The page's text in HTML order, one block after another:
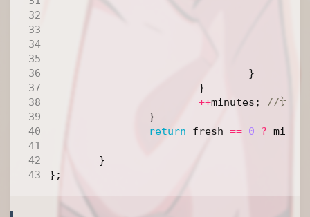
}
}
++minutes ;
}
return
fresh == 0 ?
}
};